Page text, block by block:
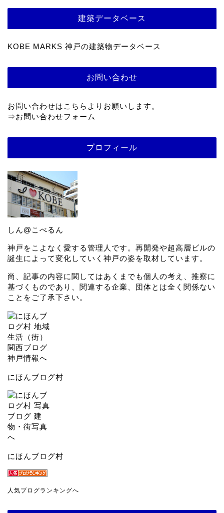
建築データベース
KOBE MARKS 神戸の建築物データベース
お問い合わせ
お問い合わせはこちらよりお願いします。
⇒お問い合わせフォーム
プロフィール
しん@こべるん
神戸をこよなく愛する管理人です。再開発や超高層ビルの
誕生によって変化していく神戸の姿を取材しています。
尚、記事の内容に関してはあくまでも個人の考え、推察に
基づくものであり、関連する企業、団体とは全く関係ない
ことをご了承下さい。
にほんブログ村
にほんブログ村
人気ブログランキングへ